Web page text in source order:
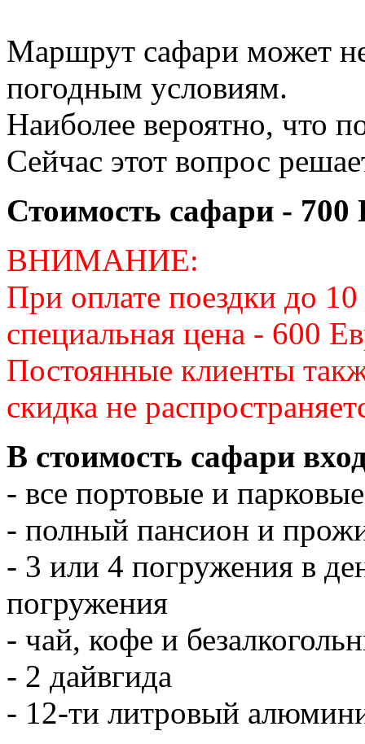
Маршрут сафари может
погодным условиям.
Наиболее вероятно, что
Сейчас этот вопрос
Стоимость сафари - 700
ВНИМАНИЕ:
При оплате поездки до 10
специальная цена - 600
Постоянные клиенты
скидка не
В стоимость сафари
- все портовые и
- полный пансион и
- 3 или 4 погружения в
погружения
- чай, кофе и
- 2 дайвгида
- 12-ти литровый